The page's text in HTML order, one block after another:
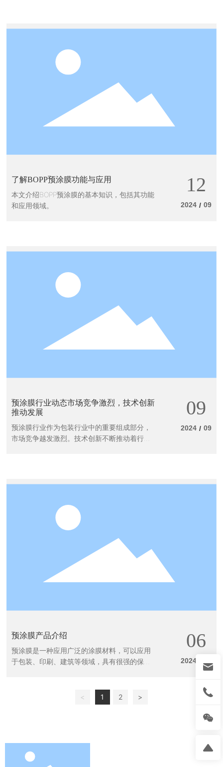
了解BOPP预涂膜功能与应用
本文介绍BOPP预涂膜的基本知识，包括其功能
和应用领域。
12
2024 / 09
预涂膜行业动态市场竞争激烈，技术创新
推动发展
预涂膜行业作为包装行业中的重要组成部分，
市场竞争越发激烈。技术创新不断推动着行业
09
2024 / 09
预涂膜产品介绍
预涂膜是一种应用广泛的涂膜材料，可以应用
于包装、印刷、建筑等领域，具有很强的保护
06
2024
< 1 2 >